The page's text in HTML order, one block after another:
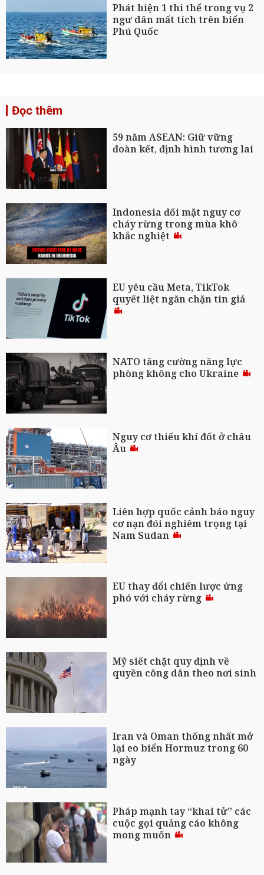
Phát hiện 1 thi thể trong vụ 2
ngư dân mất tích trên biển
Phú Quốc
Đọc thêm
59 năm ASEAN: Giữ vững
đoàn kết, định hình tương lai
Indonesia đối mặt nguy cơ
cháy rừng trong mùa khô
khắc nghiệt
EU yêu cầu Meta, TikTok
quyết liệt ngăn chặn tin giả
NATO tăng cường năng lực
phòng không cho Ukraine
Nguy cơ thiếu khí đốt ở châu
Âu
Liên hợp quốc cảnh báo nguy
cơ nạn đói nghiêm trọng tại
Nam Sudan
EU thay đổi chiến lược ứng
phó với cháy rừng
Mỹ siết chặt quy định về
quyền công dân theo nơi sinh
Iran và Oman thống nhất mở
lại eo biển Hormuz trong 60
ngày
Pháp mạnh tay “khai tử” các
cuộc gọi quảng cáo không
mong muốn